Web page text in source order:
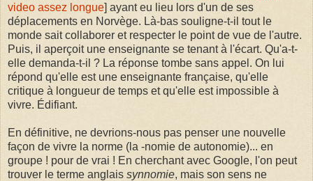
video assez longue] ayant eu lieu lors d'un de ses
déplacements en Norvège. Là-bas souligne-t-il tout le
monde sait collaborer et respecter le point de vue de l'autre.
Puis, il aperçoit une enseignante se tenant à l'écart. Qu'a-t-
elle demanda-t-il ? La réponse tombe sans appel. On lui
répond qu'elle est une enseignante française, qu'elle
critique à longueur de temps et qu'elle est impossible à
vivre. Édifiant.
En définitive, ne devrions-nous pas penser une nouvelle
façon de vivre la norme (la -nomie de autonomie)... en
groupe ! pour de vrai ! En cherchant avec Google, l'on peut
trouver le terme anglais synnomie, mais son sens ne